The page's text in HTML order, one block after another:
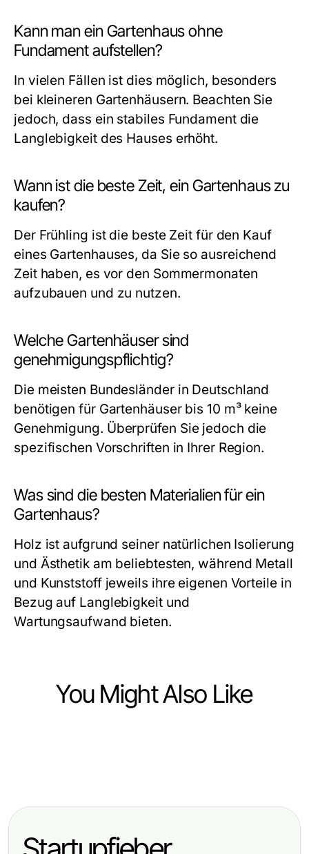
Kann man ein Gartenhaus ohne
Fundament aufstellen?
In vielen Fällen ist dies möglich, besonders
bei kleineren Gartenhäusern. Beachten Sie
jedoch, dass ein stabiles Fundament die
Langlebigkeit des Hauses erhöht.
Wann ist die beste Zeit, ein Gartenhaus zu
kaufen?
Der Frühling ist die beste Zeit für den Kauf
eines Gartenhauses, da Sie so ausreichend
Zeit haben, es vor den Sommermonaten
aufzubauen und zu nutzen.
Welche Gartenhäuser sind
genehmigungspflichtig?
Die meisten Bundesländer in Deutschland
benötigen für Gartenhäuser bis 10 m³ keine
Genehmigung. Überprüfen Sie jedoch die
spezifischen Vorschriften in Ihrer Region.
Was sind die besten Materialien für ein
Gartenhaus?
Holz ist aufgrund seiner natürlichen Isolierung
und Ästhetik am beliebtesten, während Metall
und Kunststoff jeweils ihre eigenen Vorteile in
Bezug auf Langlebigkeit und
Wartungsaufwand bieten.
You Might Also Like
Terrassenüberdachungen
Carport und die Freiheit, Ihr